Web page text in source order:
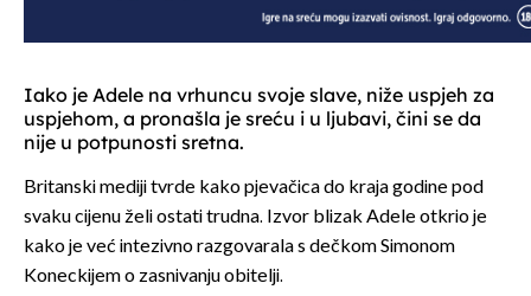
Iako je Adele na vrhuncu svoje slave, niže uspjeh za
uspjehom, a pronašla je sreću i u ljubavi, čini se da
nije u potpunosti sretna.
Britanski mediji tvrde kako pjevačica do kraja godine pod
svaku cijenu želi ostati trudna. Izvor blizak Adele otkrio je
kako je već intezivno razgovarala s dečkom Simonom
Koneckijem o zasnivanju obitelji.